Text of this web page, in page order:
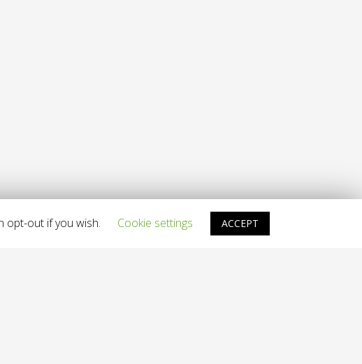
opt-out if you wish. Cookie settings ACCEPT